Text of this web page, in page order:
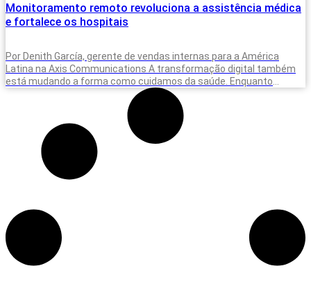
Monitoramento remoto revoluciona a assistência médica
e fortalece os hospitais
Por Denith García, gerente de vendas internas para a América
Latina na Axis Communications A transformação digital também
está mudando a forma como cuidamos da saúde. Enquanto